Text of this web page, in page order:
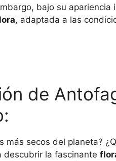
bajo su apariencia
, adaptada a las
de
más secos del planeta?
descubrir la fascinante